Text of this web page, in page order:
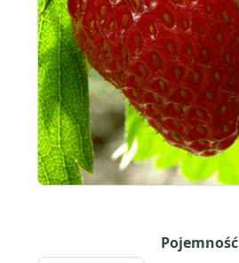
Pojemność